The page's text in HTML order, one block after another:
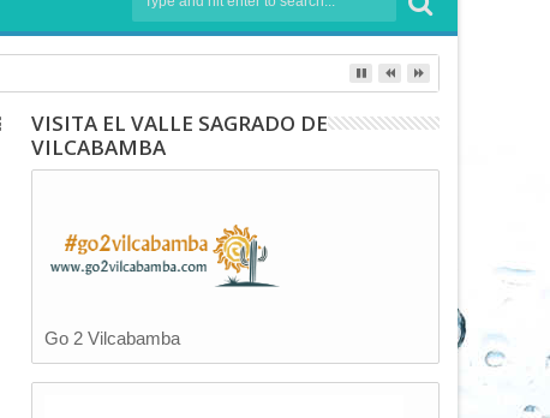
VISITA EL VALLE SAGRADO DE
VILCABAMBA
Go 2 Vilcabamba